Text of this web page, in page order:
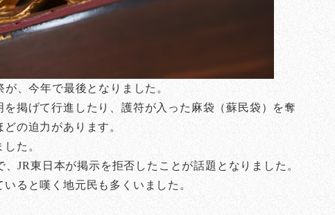
、今年で最後となりました。
掲げて行進したり、護符が入った麻袋（蘇民袋）を奪
どの迫力があります。
た。
JR東日本が掲示を拒否したことが話題となりました。
ると嘆く地元民も多くいました。